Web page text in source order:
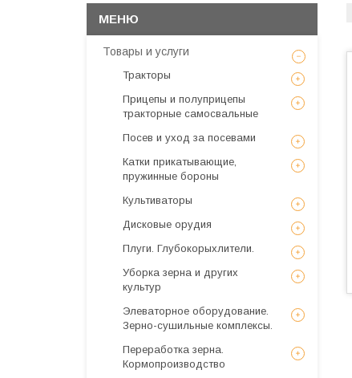
Товары и услуги
Тракторы
Прицепы и полуприцепы
тракторные самосвальные
Посев и уход за посевами
Катки прикатывающие,
пружинные бороны
Культиваторы
Дисковые орудия
Плуги. Глубокорыхлители.
Уборка зерна и других
культур
Элеваторное оборудование.
Зерно-сушильные комплексы.
Переработка зерна.
Кормопроизводство